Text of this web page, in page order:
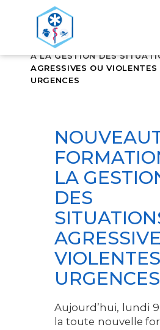
ACCUEIL
À LA GESTION DES
AGRESSIVES OU VIOLENTES
URGENCES
LA
DES
URGENCES
Aujourd’hui, lundi
la toute nouvelle